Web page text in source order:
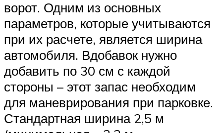
ворот. Одним из основных
параметров, которые учитываются
при их расчете, является ширина
автомобиля. Вдобавок нужно
добавить по 30 см с каждой
стороны – этот запас необходим
для маневрирования при парковке.
Стандартная ширина 2,5 м